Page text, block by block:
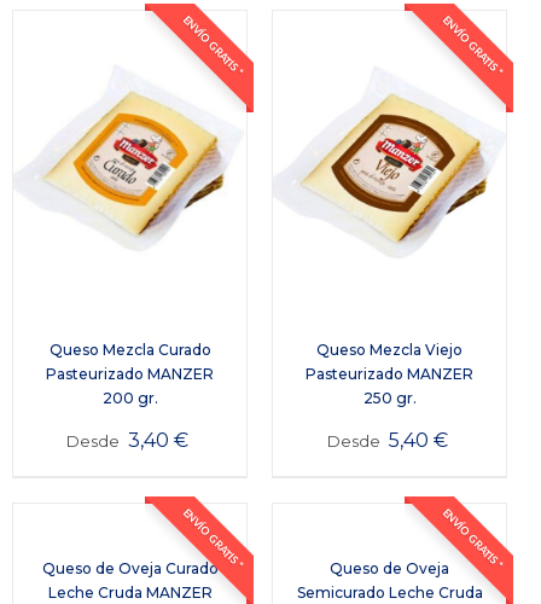
ENVÍO GRATIS *
Queso Mezcla Curado
Pasteurizado MANZER
200 gr.
Desde 3,40€
ENVÍO GRATIS *
Queso Mezcla Viejo
Pasteurizado MANZER
250 gr.
Desde 5,40 €
ENVÍO GRATIS *
Queso de Oveja Curado
Leche Cruda MANZER
ENVÍO GRATIS *
Queso de Oveja
Semicurado Leche Cruda